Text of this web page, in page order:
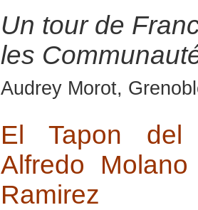
Un tour de
les
Audrey Morot,
El Tapon del
Alfredo
Ramirez